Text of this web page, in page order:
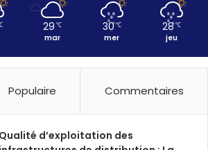
29 ℃
mar
30 ℃
mer
28 ℃
jeu
Populaire Commentaires
Qualité d’exploitation des